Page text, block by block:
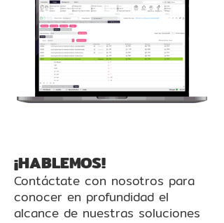
¡HABLEMOS!
Contáctate con nosotros para
conocer en profundidad el
alcance de nuestras soluciones